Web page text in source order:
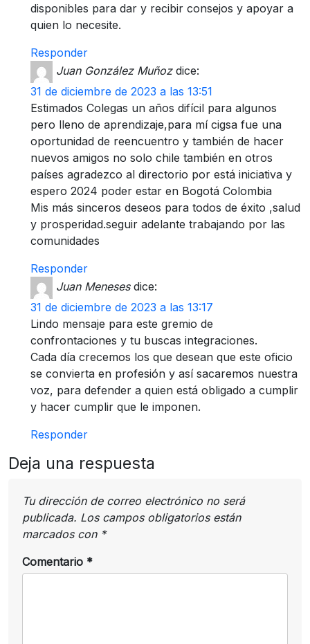
disponibles para dar y recibir consejos y apoyar a
quien lo necesite.
Responder
Juan González Muñoz dice:
31 de diciembre de 2023 a las 13:51
Estimados Colegas un años difícil para algunos
pero lleno de aprendizaje,para mí cigsa fue una
oportunidad de reencuentro y también de hacer
nuevos amigos no solo chile también en otros
países agradezco al directorio por está iniciativa y
espero 2024 poder estar en Bogotá Colombia
Mis más sinceros deseos para todos de éxito ,salud
y prosperidad.seguir adelante trabajando por las
comunidades
Responder
Juan Meneses dice:
31 de diciembre de 2023 a las 13:17
Lindo mensaje para este gremio de
confrontaciones y tu buscas integraciones.
Cada día crecemos los que desean que este oficio
se convierta en profesión y así sacaremos nuestra
voz, para defender a quien está obligado a cumplir
y hacer cumplir que le imponen.
Responder
Deja una respuesta
Tu dirección de correo electrónico no será
publicada. Los campos obligatorios están
marcados con *
Comentario *